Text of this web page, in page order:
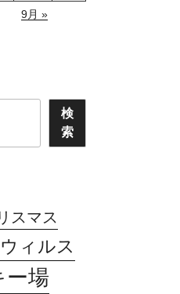
9月 »
検
索
スマス
ィルス
ー場